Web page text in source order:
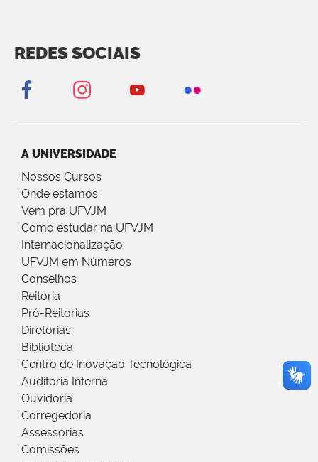
REDES SOCIAIS
A UNIVERSIDADE
Nossos Cursos
Onde estamos
Vem pra UFVJM
Como estudar na UFVJM
Internacionalização
UFVJM em Números
Conselhos
Reitoria
Pró-Reitorias
Diretorias
Biblioteca
Centro de Inovação Tecnológica
Auditoria Interna
Ouvidoria
Corregedoria
Assessorias
Comissões